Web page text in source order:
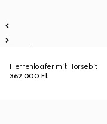
Herrenloafer mit Horsebit
362 000 Ft